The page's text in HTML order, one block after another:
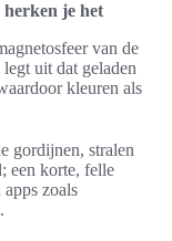
je het
van de
uit dat geladen
kleuren als
gordijnen, stralen
een korte, felle
zoals